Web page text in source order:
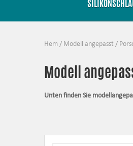
Hem / Modell angepasst /
Modell
Unten finden Sie
Alle Produkte in dieser
so gut wie überhaupt